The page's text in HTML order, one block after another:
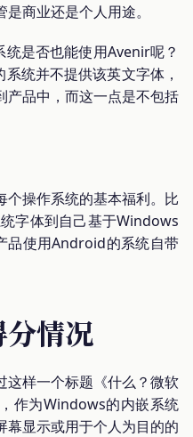
商业还是个人用途。
是否也能使用Avenir呢？
统并不提供该英文字体，
产品中，而这一点是不包括
个操作系统的基本福利。比
字体到自己基于Windows
品使用Android的系统自带
情况
这样一个标题《什么？微软
作为Windows的内嵌系统
幕显示或用于个人为目的的